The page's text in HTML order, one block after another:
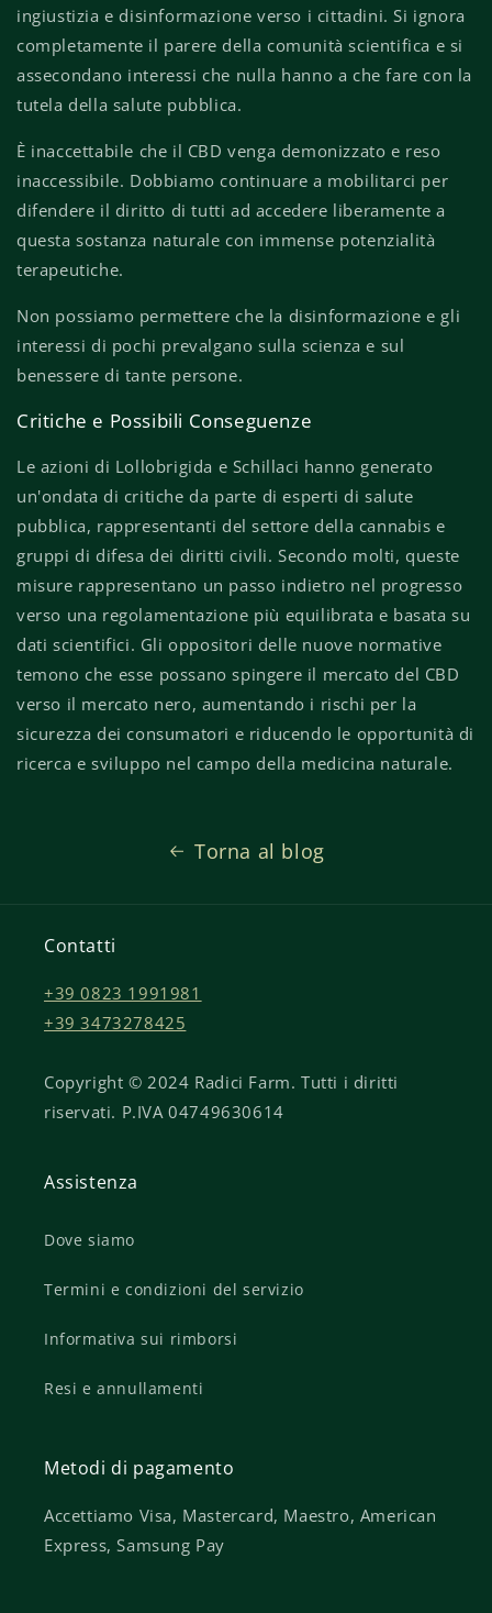
ingiustizia e disinformazione verso i cittadini. Si ignora
completamente il parere della comunità scientifica e si
assecondano interessi che nulla hanno a che fare con la
tutela della salute pubblica.
È inaccettabile che il CBD venga demonizzato e reso
inaccessibile. Dobbiamo continuare a mobilitarci per
difendere il diritto di tutti ad accedere liberamente a
questa sostanza naturale con immense potenzialità
terapeutiche.
Non possiamo permettere che la disinformazione e gli
interessi di pochi prevalgano sulla scienza e sul
benessere di tante persone.
Critiche e Possibili Conseguenze
Le azioni di Lollobrigida e Schillaci hanno generato
un'ondata di critiche da parte di esperti di salute
pubblica, rappresentanti del settore della cannabis e
gruppi di difesa dei diritti civili. Secondo molti, queste
misure rappresentano un passo indietro nel progresso
verso una regolamentazione più equilibrata e basata su
dati scientifici. Gli oppositori delle nuove normative
temono che esse possano spingere il mercato del CBD
verso il mercato nero, aumentando i rischi per la
sicurezza dei consumatori e riducendo le opportunità di
ricerca e sviluppo nel campo della medicina naturale.
Torna al blog
Contatti
+39 0823 1991981
+39 3473278425
Copyright © 2024 Radici Farm. Tutti i diritti
riservati. P.IVA 04749630614
Assistenza
Dove siamo
Termini e condizioni del servizio
Informativa sui rimborsi
Resi e annullamenti
Metodi di pagamento
Accettiamo Visa, Mastercard, Maestro, American
Express, Samsung Pay